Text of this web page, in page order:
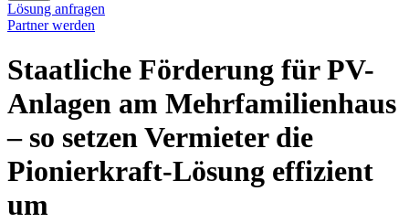
Lösung anfragen
Partner werden
Staatliche Förderung für PV-
Anlagen am Mehrfamilienhaus
– so setzen Vermieter die
Pionierkraft-Lösung effizient
um